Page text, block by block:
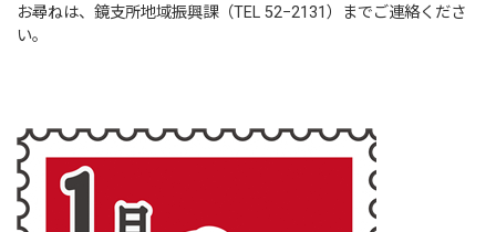
お尋ねは、鏡支所地域振興課（TEL 52−2131）までご連絡くださ
い。